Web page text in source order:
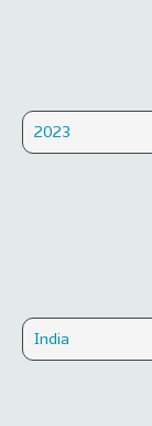
2023
India